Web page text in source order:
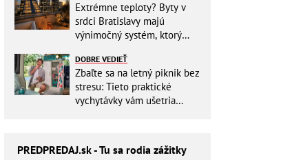
Extrémne teploty? Byty v
srdci Bratislavy majú
výnimočný systém, ktorý
DOBRE VEDIEŤ
Zbaľte sa na letný piknik bez
stresu: Tieto praktické
vychytávky vám ušetria
PREDPREDAJ.sk - Tu sa rodia zážitky